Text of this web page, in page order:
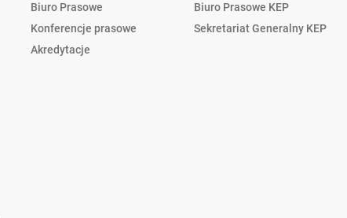
Biuro Prasowe
Konferencje prasowe
Akredytacje
Biuro Prasowe KEP
Sekretariat Generalny KEP